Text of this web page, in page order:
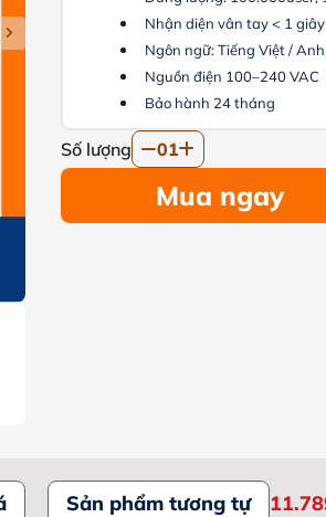
Nhận diện vân tay < 1 giây
Ngôn ngữ: Tiếng Việt /
Nguồn điện 100–240 VAC
Bảo hành 24 tháng
Số lượng 01
Mua ngay
Sản phẩm tương tự